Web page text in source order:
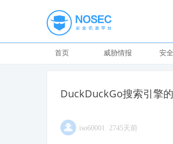
首页 威胁情报 安
DuckDuckGo搜索引擎
iso60001 2745天前